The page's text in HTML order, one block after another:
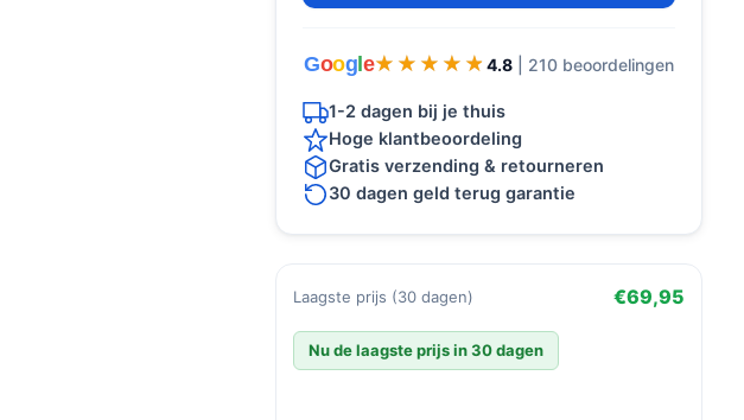
Goog e★★★★★
★★★★★ 4.8 | 210 beoordelingen
1-2 dagen bij je thuis
Hoge klantbeoordeling
Gratis verzending & retourneren
30 dagen geld terug garantie
Laagste prijs (30 dagen) €69,95
Nu de laagste prijs in 30 dagen